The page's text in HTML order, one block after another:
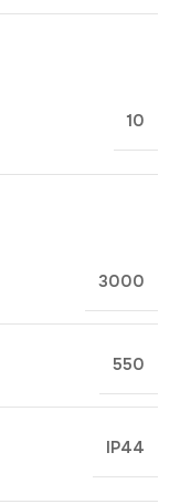
10
3000
550
IP44